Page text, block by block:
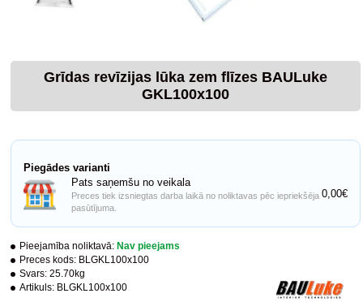
Grīdas revīzijas lūka zem flīzes BAULuke
GKL100x100
Pieejamība noliktavā: Nav pieejams
Preces kods: BLGKL100x100
Svars: 25.70kg
Artikuls: BLGKL100x100
Piegādes varianti
Pats saņemšu no veikala
Preces tiek izsniegtas darba laikā no noliktavas pēc iepriekšēja
pasūtījuma.
0,00€